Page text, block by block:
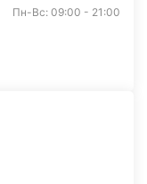
Пн-Вс: 09:00 - 21:00